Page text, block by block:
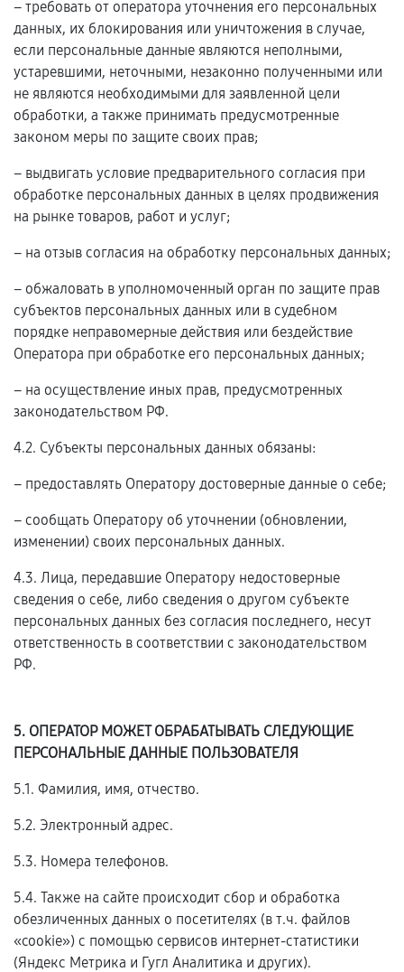
– требовать от оператора уточнения его персональных
данных, их блокирования или уничтожения в случае,
если персональные данные являются неполными,
устаревшими, неточными, незаконно полученными или
не являются необходимыми для заявленной цели
обработки, а также принимать предусмотренные
законом меры по защите своих прав;
– выдвигать условие предварительного согласия при
обработке персональных данных в целях продвижения
на рынке товаров, работ и услуг;
– на отзыв согласия на обработку персональных данных;
– обжаловать в уполномоченный орган по защите прав
субъектов персональных данных или в судебном
порядке неправомерные действия или бездействие
Оператора при обработке его персональных данных;
– на осуществление иных прав, предусмотренных
законодательством РФ.
4.2. Субъекты персональных данных обязаны:
– предоставлять Оператору достоверные данные о себе;
– сообщать Оператору об уточнении (обновлении,
изменении) своих персональных данных.
4.3. Лица, передавшие Оператору недостоверные
сведения о себе, либо сведения о другом субъекте
персональных данных без согласия последнего, несут
ответственность в соответствии с законодательством
РФ.
5. ОПЕРАТОР МОЖЕТ ОБРАБАТЫВАТЬ СЛЕДУЮЩИЕ
ПЕРСОНАЛЬНЫЕ ДАННЫЕ ПОЛЬЗОВАТЕЛЯ
5.1. Фамилия, имя, отчество.
5.2. Электронный адрес.
5.3. Номера телефонов.
5.4. Также на сайте происходит сбор и обработка
обезличенных данных о посетителях (в т.ч. файлов
«cookie») с помощью сервисов интернет-статистики
(Яндекс Метрика и Гугл Аналитика и других).